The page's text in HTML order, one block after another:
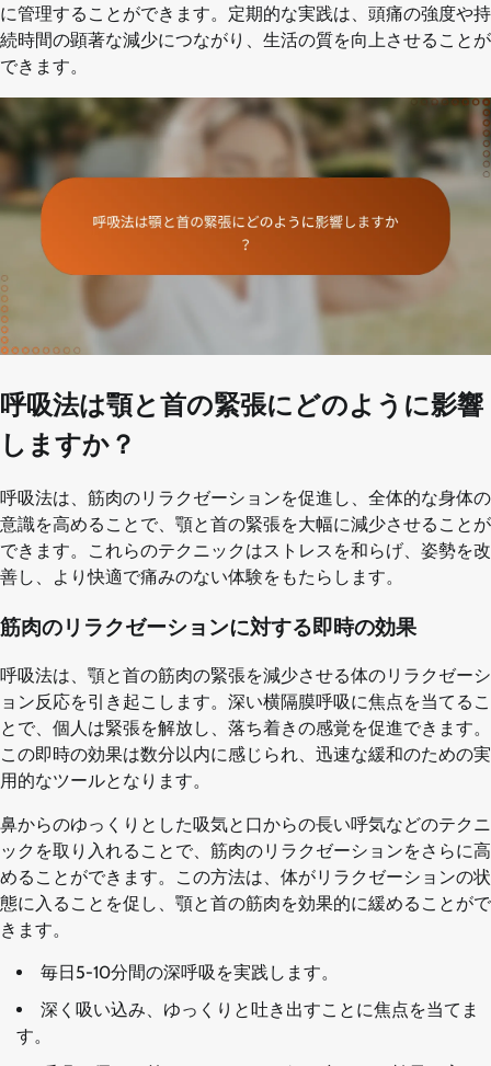
に管理することができます。定期的な実践は、頭痛の強度や持
続時間の顕著な減少につながり、生活の質を向上させることが
できます。
呼吸法は顎と首の緊張にどのように影響
しますか？
呼吸法は、筋肉のリラクゼーションを促進し、全体的な身体の
意識を高めることで、顎と首の緊張を大幅に減少させることが
できます。これらのテクニックはストレスを和らげ、姿勢を改
善し、より快適で痛みのない体験をもたらします。
筋肉のリラクゼーションに対する即時の効果
呼吸法は、顎と首の筋肉の緊張を減少させる体のリラクゼーシ
ョン反応を引き起こします。深い横隔膜呼吸に焦点を当てるこ
とで、個人は緊張を解放し、落ち着きの感覚を促進できます。
この即時の効果は数分以内に感じられ、迅速な緩和のための実
用的なツールとなります。
鼻からのゆっくりとした吸気と口からの長い呼気などのテクニ
ックを取り入れることで、筋肉のリラクゼーションをさらに高
めることができます。この方法は、体がリラクゼーションの状
態に入ることを促し、顎と首の筋肉を効果的に緩めることがで
きます。
毎日5-10分間の深呼吸を実践します。
深く吸い込み、ゆっくりと吐き出すことに焦点を当てま
す。